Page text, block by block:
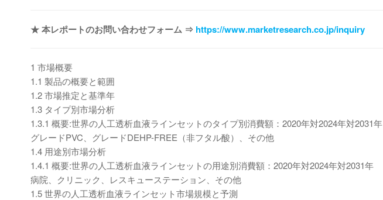
★ 本レポートのお問い合わせフォーム ⇒ https://www.marketresearch.co.jp/inquiry
1 市場概要
1.1 製品の概要と範囲
1.2 市場推定と基準年
1.3 タイプ別市場分析
1.3.1 概要:世界の人工透析血液ラインセットのタイプ別消費額：2020年対2024年対2031年
グレードPVC、グレードDEHP-FREE（非フタル酸）、その他
1.4 用途別市場分析
1.4.1 概要:世界の人工透析血液ラインセットの用途別消費額：2020年対2024年対2031年
病院、クリニック、レスキューステーション、その他
1.5 世界の人工透析血液ラインセット市場規模と予測